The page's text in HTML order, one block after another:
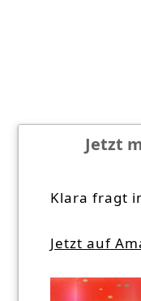
Jetzt
Klara fragt
Jetzt auf